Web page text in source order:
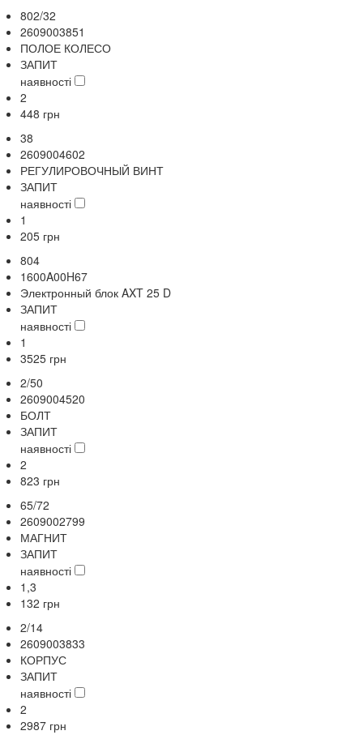
802/32
2609003851
ПОЛОЕ КОЛЕСО
ЗАПИТ
наявності
2
448 грн
38
2609004602
РЕГУЛИРОВОЧНЫЙ ВИНТ
ЗАПИТ
наявності
1
205 грн
804
1600A00H67
Электронный блок AXT 25 D
ЗАПИТ
наявності
1
3525 грн
2/50
2609004520
БОЛТ
ЗАПИТ
наявності
2
823 грн
65/72
2609002799
МАГНИТ
ЗАПИТ
наявності
1,3
132 грн
2/14
2609003833
КОРПУС
ЗАПИТ
наявності
2
2987 грн